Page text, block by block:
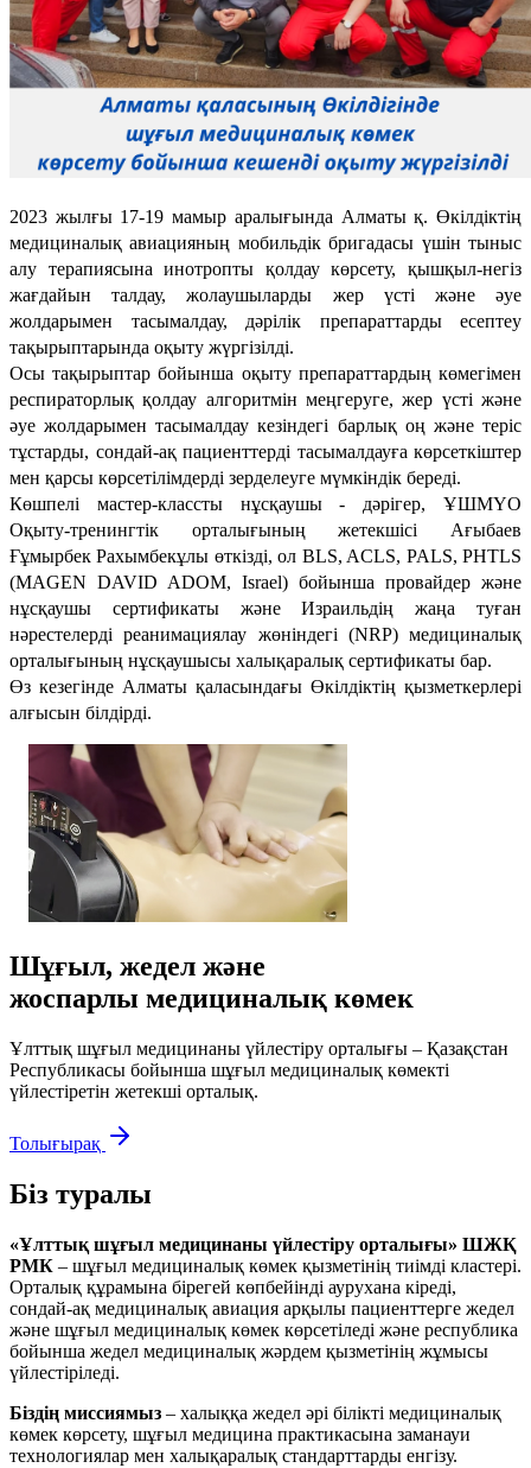
2023 жылғы 17-19 мамыр аралығында Алматы қ. Өкілдіктің
медициналық авиацияның мобильдік бригадасы үшін тыныс
алу терапиясына инотропты қолдау көрсету, қышқыл-негіз
жағдайын талдау, жолаушыларды жер үсті және әуе
жолдарымен тасымалдау, дәрілік препараттарды есептеу
тақырыптарында оқыту жүргізілді.
Осы тақырыптар бойынша оқыту препараттардың көмегімен
респираторлық қолдау алгоритмін меңгеруге, жер үсті және
әуе жолдарымен тасымалдау кезіндегі барлық оң және теріс
тұстарды, сондай-ақ пациенттерді тасымалдауға көрсеткіштер
мен қарсы көрсетілімдерді зерделеуге мүмкіндік береді.
Көшпелі мастер-классты нұсқаушы - дәрігер, ҰШМҮО
Оқыту-тренингтік орталығының жетекшісі Ағыбаев
Ғұмырбек Рахымбекұлы өткізді, ол BLS, ACLS, PALS, PHTLS
(MAGEN DAVID ADOM, Israel) бойынша провайдер және
нұсқаушы сертификаты және Израильдің жаңа туған
нәрестелерді реанимациялау жөніндегі (NRP) медициналық
орталығының нұсқаушысы халықаралық сертификаты бар.
Өз кезегінде Алматы қаласындағы Өкілдіктің қызметкерлері
алғысын білдірді.
Шұғыл, жедел және
жоспарлы медициналық көмек
Ұлттық шұғыл медицинаны үйлестіру орталығы – Қазақстан
Республикасы бойынша шұғыл медициналық көмекті
үйлестіретін жетекші орталық.
Толығырақ
Біз туралы
«Ұлттық шұғыл медицинаны үйлестіру орталығы» ШЖҚ
РМК – шұғыл медициналық көмек қызметінің тиімді кластері.
Орталық құрамына бірегей көпбейінді аурухана кіреді,
сондай-ақ медициналық авиация арқылы пациенттерге жедел
және шұғыл медициналық көмек көрсетіледі және республика
бойынша жедел медициналық жәрдем қызметінің жұмысы
үйлестіріледі.
Біздің миссиямыз – халыққа жедел әрі білікті медициналық
көмек көрсету, шұғыл медицина практикасына заманауи
технологиялар мен халықаралық стандарттарды енгізу.